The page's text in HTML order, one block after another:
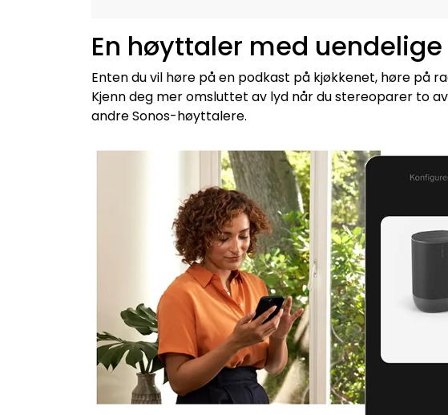
En høyttaler med
Enten du vil høre på en podkast på kjøkkenet, høre på
Kjenn deg mer omsluttet av lyd når du stereoparer to
andre Sonos-høyttalere.